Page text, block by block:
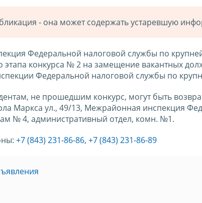
- она может содержать устаревшую
Федеральной налоговой службы по
этапа конкурса № 2 на замещение вакантных
Федеральной налоговой службы по
не прошедшим конкурс, могут быть
Маркса ул., 49/13, Межрайонная инспекция
№ 4, административный отдел, комн. №1.
+7 (843) 231-86-86, +7 (843) 231-86-89